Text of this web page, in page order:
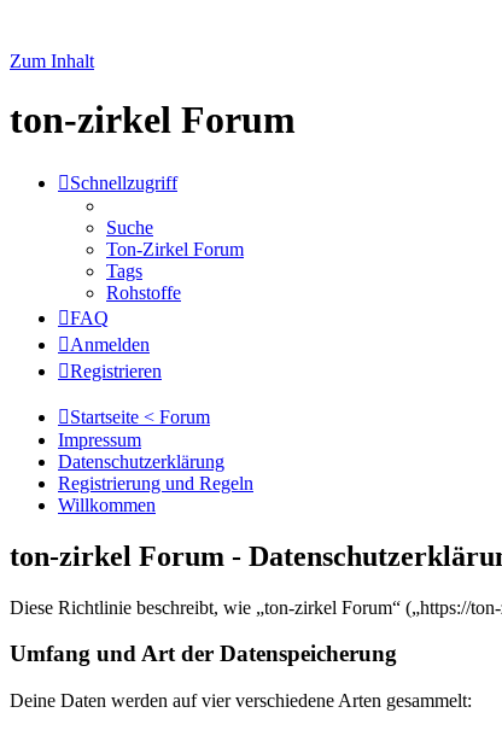
Zum Inhalt
ton-zirkel Forum
Schnellzugriff
Suche
Ton-Zirkel Forum
Tags
Rohstoffe
FAQ
Anmelden
Registrieren
Startseite < Forum
Impressum
Datenschutzerklärung
Registrierung und Regeln
Willkommen
ton-zirkel Forum -
Diese Richtlinie beschreibt, wie „ton-zirkel Forum“ („https://
Umfang und Art der Datenspeicherung
Deine Daten werden auf vier verschiedene Arten gesammelt: